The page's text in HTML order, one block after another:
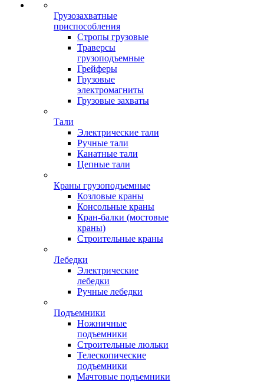
Грузозахватные
приспособления
Стропы грузовые
Траверсы
грузоподъемные
Грейферы
Грузовые
электромагниты
Грузовые захваты
Тали
Электрические тали
Ручные тали
Канатные тали
Цепные тали
Краны грузоподъемные
Козловые краны
Консольные краны
Кран-балки (мостовые
краны)
Строительные краны
Лебедки
Электрические
лебедки
Ручные лебедки
Подъемники
Ножничные
подъемники
Строительные люльки
Телескопические
подъемники
Мачтовые подъемники